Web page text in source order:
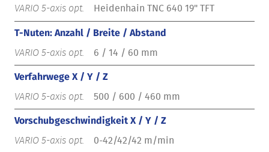
Heidenhain TNC 640 19" TFT
T-Nuten: Anzahl / Breite / Abstand
6 / 14 / 60 mm
Verfahrwege X / Y / Z
500 / 600 / 460 mm
Vorschubgeschwindigkeit X / Y / Z
0-42/42/42 m/min